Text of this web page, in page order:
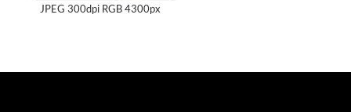
JPEG 300dpi RGB 4300px